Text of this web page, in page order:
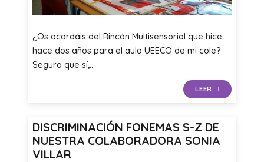
¿Os acordáis del Rincón Multisensorial que hice
hace dos años para el aula UEECO de mi cole?
Seguro que sí,…
LEER
DISCRIMINACIÓN FONEMAS S-Z DE
NUESTRA COLABORADORA SONIA
VILLAR